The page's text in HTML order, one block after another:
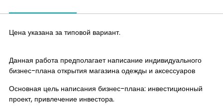
Цена указана за типовой вариант.
Данная работа предполагает написание индивидуального
бизнес-плана открытия магазина одежды и аксессуаров
Основная цель написания бизнес-плана: инвестиционный
проект, привлечение инвестора.